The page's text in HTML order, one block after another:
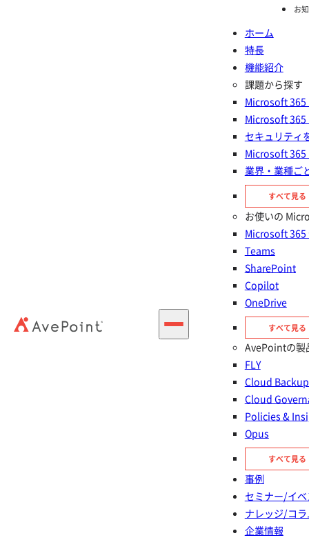
お
ホーム
特長
機能紹介
課題から探す
Microsoft 365
Microsoft 365
セキュリティ
Microsoft 365
業界・業種ご
すべて見る
お使いの
Microsoft 365
Teams
SharePoint
Copilot
OneDrive
すべて見る
AvePointの製
FLY
Cloud
Cloud
Policies &
Opus
すべて見る
事例
セミナー/イ
ナレッジ/コ
企業情報
機能紹介
Google Workspace への移
生産性向上やコスト削減、AI活用を目的に、Microsoft 365 か
らGoogle Workspace への移行・統合を検討する企業が増えて
います。しかし、想定外のトラブルやノウハウ不足により、計
画が長期化するケースも少なくありません。本ページでは、移
行の理想形や課題、AvePoint が提供する具体的な解決策をご
紹介します。